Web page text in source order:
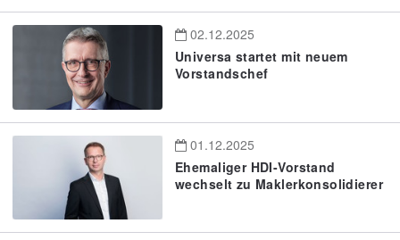
02.12.2025
Universa startet mit neuem
Vorstandschef
01.12.2025
Ehemaliger HDI-Vorstand
wechselt zu Maklerkonsolidierer